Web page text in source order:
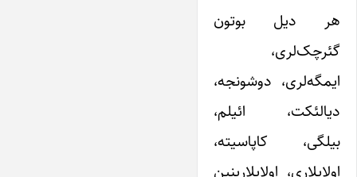
هر دیل بوتون
گئرچک‌لری،
ایمگه‌لری، دوشونجه،
دیالئکت، ائیلم،
بیلگی، کاپاسیته،
اولایلاری، اولایلارینین